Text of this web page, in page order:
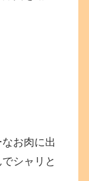
お肉に出
シャリと